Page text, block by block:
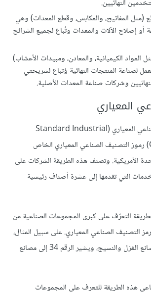
النهائيين.
(مثل المفاتيح، والمكابس، وقطع المعدات) وهي
إصلاح الآلات والمعدات وتُباع لجميع الشرائح
المواد الكيميائية، والمعادن، ومبيدات الأعشاب)
لصناعة المنتجات النهائية وُتباع لشريحتي
وشركات صناعة المعدات الأصلية.
المعياري
يستعمل التصنيف الصناعي المعياري (Standard Industrial
Classification SIC) رموز التصنيف الصناعي المعياري الخاص
الأمريكية. وتصنف هذه الطريقة الشركات على
التي تقدمها إلى عشرة أصناف رئيسية
التعرّف على كبرى المجموعات الصناعية من
التصنيف الصناعي المعياري. على سبيل المثال،
يشير الرقم 22 إلى مصانع الغزل والنسيج، ويشير الرقم 34 إلى مصانع
هذه الطريقة للتعرف على المجموعات